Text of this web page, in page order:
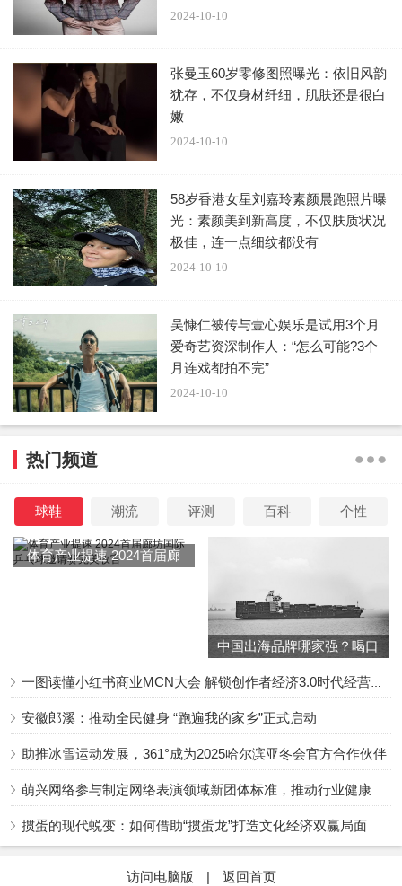
2024-10-10
张曼玉60岁零修图照曝光：依旧风韵
犹存，不仅身材纤细，肌肤还是很白
嫩
2024-10-10
58岁香港女星刘嘉玲素颜晨跑照片曝
光：素颜美到新高度，不仅肤质状况
极佳，连一点细纹都没有
2024-10-10
吴慷仁被传与壹心娱乐是试用3个月
爱奇艺资深制作人：“怎么可能?3个
月连戏都拍不完”
2024-10-10
热门频道
球鞋 潮流 评测 百科 个性
体育产业提速 2024首届廊
中国出海品牌哪家强？喝口
一图读懂小红书商业MCN大会 解锁创作者经济3.0时代经营新增量
安徽郎溪：推动全民健身 “跑遍我的家乡”正式启动
助推冰雪运动发展，361°成为2025哈尔滨亚冬会官方合作伙伴
萌兴网络参与制定网络表演领域新团体标准，推动行业健康发展
掼蛋的现代蜕变：如何借助“掼蛋龙”打造文化经济双赢局面
访问电脑版 | 返回首页